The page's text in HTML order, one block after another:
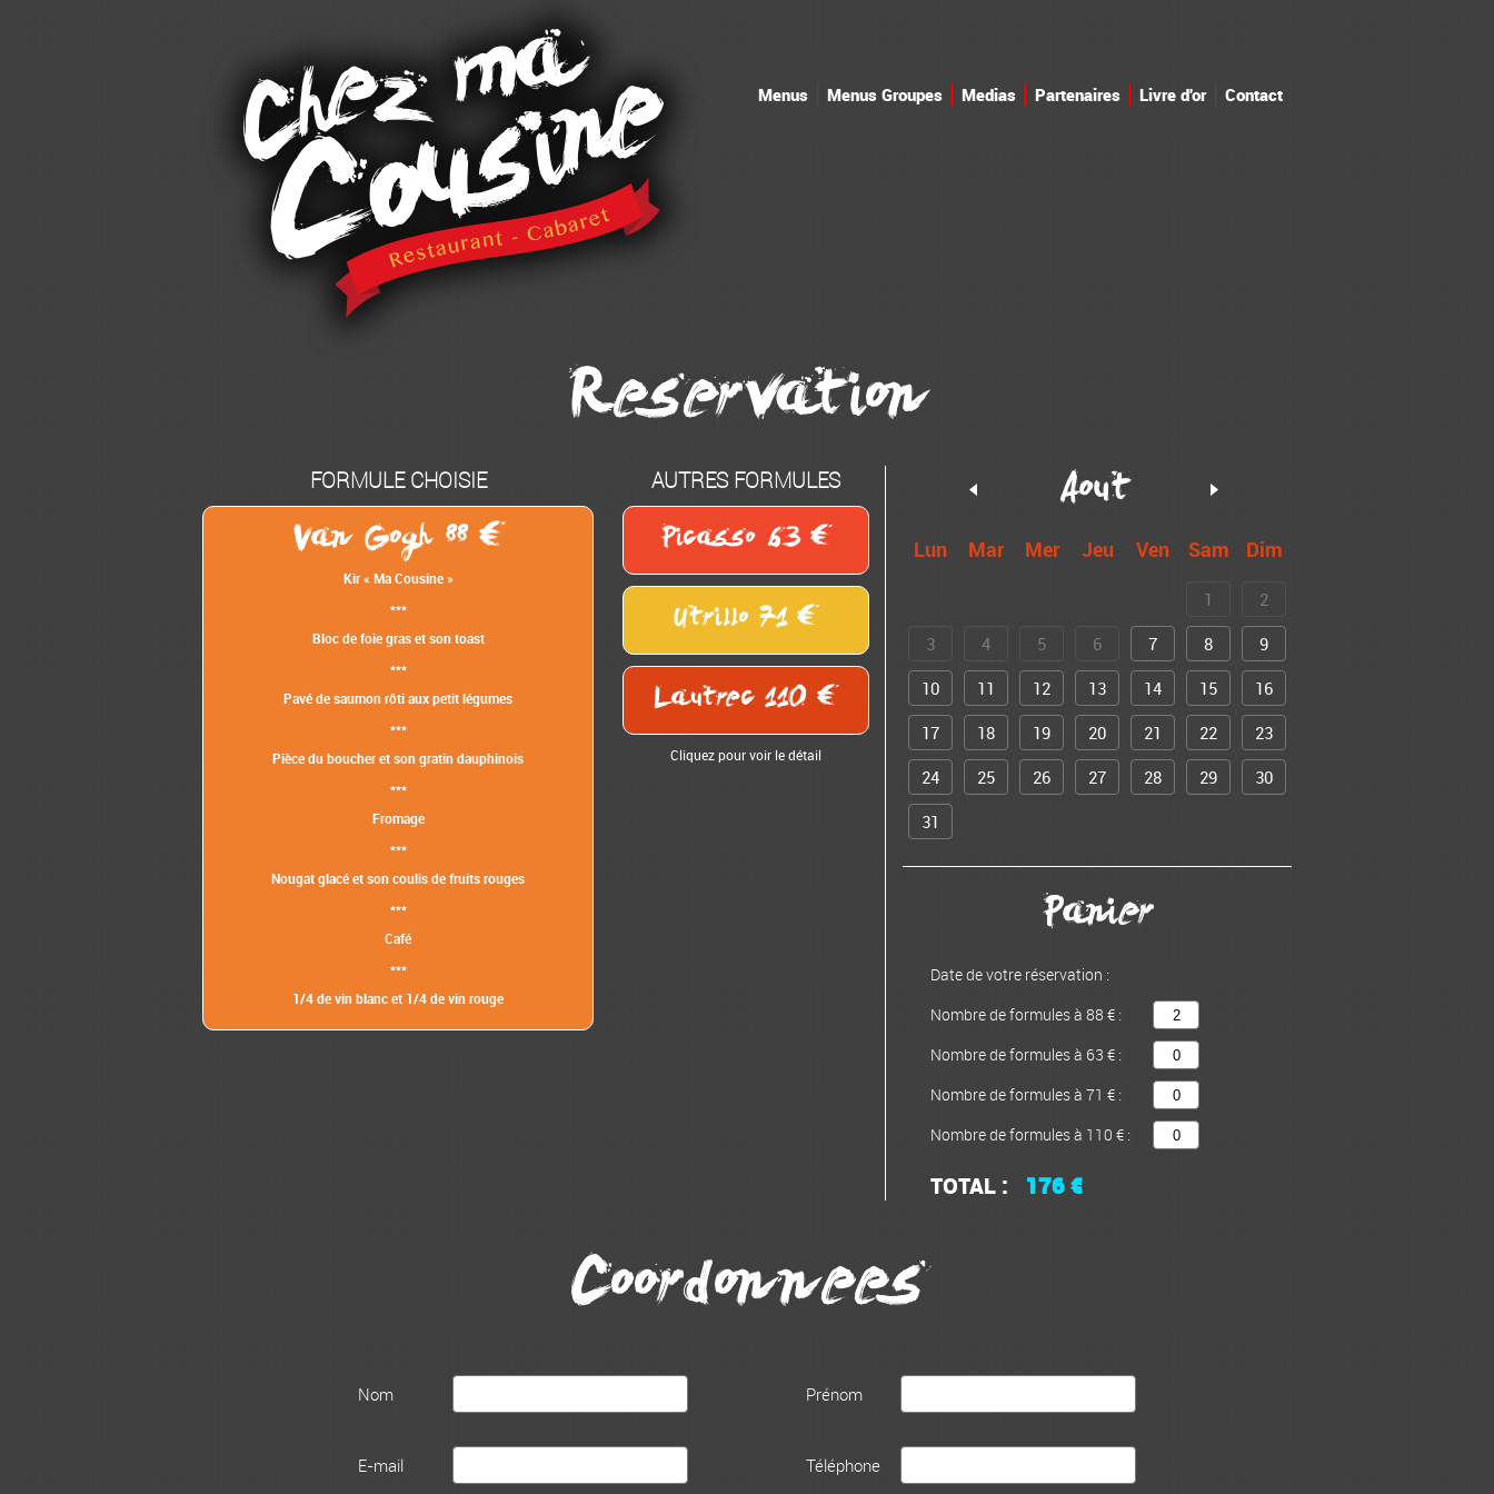
Menus Menus Groupes Medias Partenaires Livre d'or Contact
Reservation
FORMULE CHOISIE
Van Gogh 88
Kir « Ma Cousine »
***
Bloc de foie gras et son toast
***
Pavé de saumon rôti aux petit légumes
***
Pièce du boucher et son gratin dauphinois
***
Fromage
***
Nougat glacé et son coulis de fruits rouges
***
Café
***
1/4 de vin blanc et 1/4 de vin rouge
AUTRES FORMULES
Picasso 63
Utrillo 71
Lautrec 110
Cliquez pour voir le détail
Aout
Lun Mar Mer Jeu Ven Sam Dim
1
2
3
4 5 6 7 8
9
10
11 12 13 14 15
16
17
18 19 20 21 22
23
24
25 26 27 28 29
30
31
Panier
Date de votre réservation :
Nombre de formules à 88 € :
Nombre de formules à 63 € :
Nombre de formules à 71 € :
Nombre de formules à 110 € :
TOTAL : 176 €
Coordonnees
Nom Prénom
E-mail Téléphone